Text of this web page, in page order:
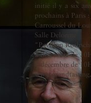
initié il y a six
prochains à Paris :
Carroussel du
Salle Delorme
"Pavillon
2 décembre de
3 décembre de